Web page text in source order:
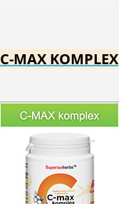
C-MAX KOMPLEX